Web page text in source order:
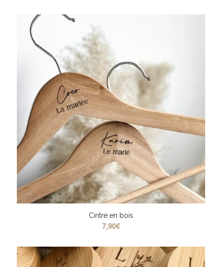
Cintre en bois
7,90€